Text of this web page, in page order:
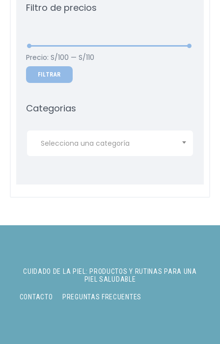
Filtro de precios
FILTRAR
Precio:S/100 —S/110
Categorias
Selecciona una categoría
CUIDADO DE LA PIEL: PRODUCTOS Y RUTINAS PARA UNA
PIEL SALUDABLE
CONTACTO PREGUNTAS FRECUENTES